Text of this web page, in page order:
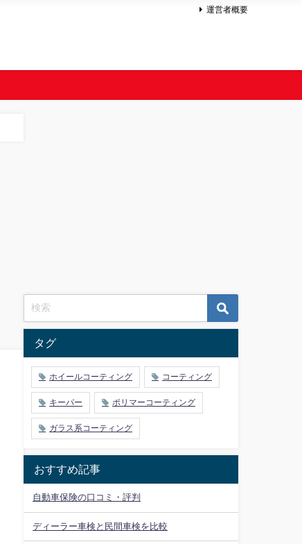
運営者概要
タグ
ホイールコーティング コーティング
キーパー ポリマーコーティング
ガラス系コーティング
おすすめ記事
自動車保険の口コミ・評判
ディーラー車検と民間車検を比較